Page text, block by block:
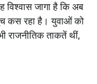
जागा है कि अब
कस रहा है। युवाओं को
राजनीतिक ताकतें थीं,